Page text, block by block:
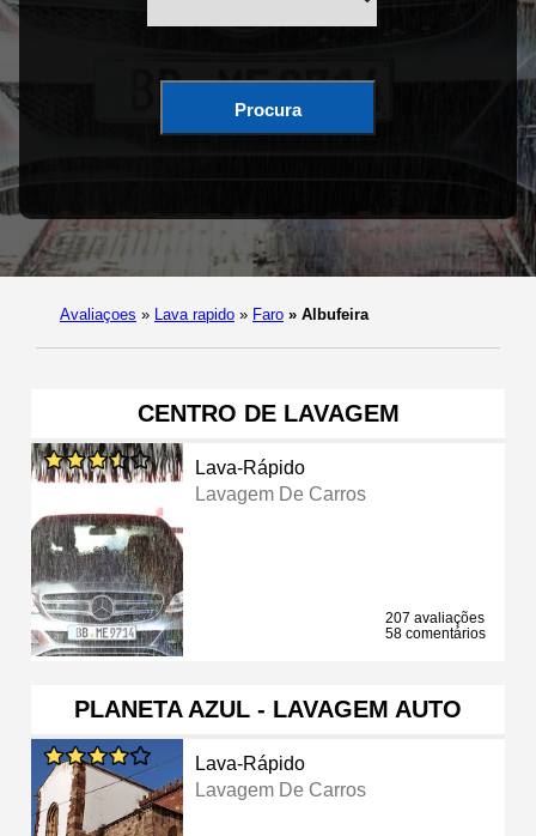
Procura
Avaliaçoes » Lava rapido » Faro » Albufeira
CENTRO DE LAVAGEM
Lava-Rápido
Lavagem De Carros
207 avaliações
58 comentários
PLANETA AZUL - LAVAGEM AUTO
Lava-Rápido
Lavagem De Carros